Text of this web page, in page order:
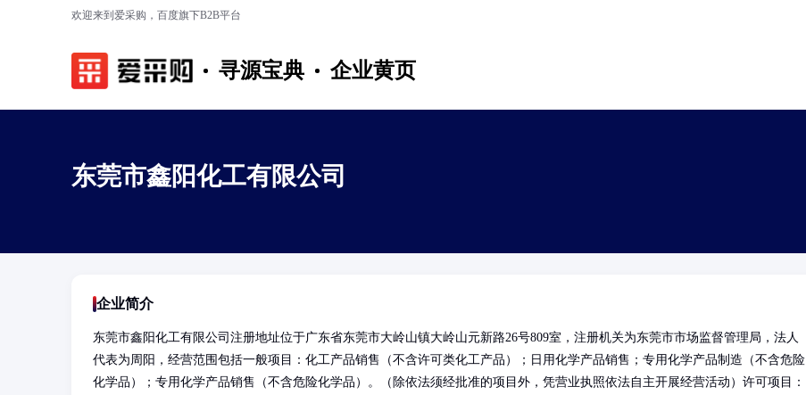
欢迎来到爱采购，百度旗下B2B平台
寻源宝典 企业黄页
东莞市鑫阳化工有限公司
企业简介
东莞市鑫阳化工有限公司注册地址位于广东省东莞市大岭山镇大岭山元新路26号809室，注册机关为东莞市市场监督管理局，法人
代表为周阳，经营范围包括一般项目：化工产品销售（不含许可类化工产品）；日用化学产品销售；专用化学产品制造（不含危险
化学品）；专用化学产品销售（不含危险化学品）。（除依法须经批准的项目外，凭营业执照依法自主开展经营活动）许可项目：